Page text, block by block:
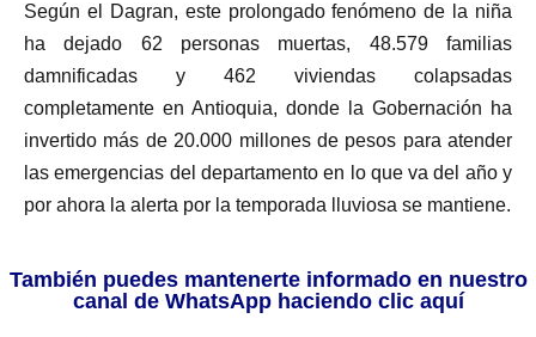
Según el Dagran, este prolongado fenómeno de la niña
ha dejado 62 personas muertas, 48.579 familias
damnificadas y 462 viviendas colapsadas
completamente en Antioquia, donde la Gobernación ha
invertido más de 20.000 millones de pesos para atender
las emergencias del departamento en lo que va del año y
por ahora la alerta por la temporada lluviosa se mantiene.
También puedes mantenerte informado en nuestro
canal de WhatsApp haciendo clic aquí